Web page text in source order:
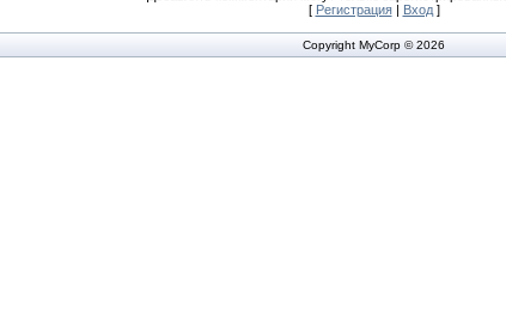
[ Регистрация| Вход]
Copyright MyCorp © 2026